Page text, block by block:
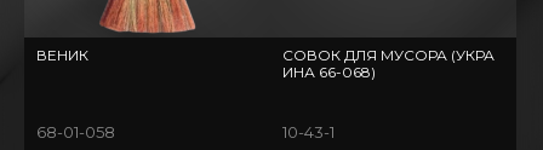
ВЕНИК
68-01-058
СОВОК ДЛЯ МУСОРА (УКРА
ИНА 66-068)
10-43-1